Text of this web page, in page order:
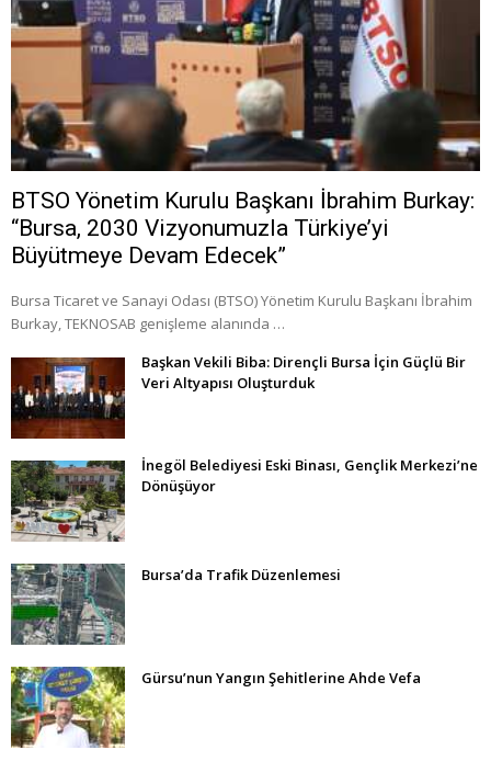
BTSO Yönetim Kurulu Başkanı İbrahim Burkay:
“Bursa, 2030 Vizyonumuzla Türkiye’yi
Büyütmeye Devam Edecek”
Bursa Ticaret ve Sanayi Odası (BTSO) Yönetim Kurulu Başkanı İbrahim
Burkay, TEKNOSAB genişleme alanında …
Başkan Vekili Biba: Dirençli Bursa İçin Güçlü Bir
Veri Altyapısı Oluşturduk
İnegöl Belediyesi Eski Binası, Gençlik Merkezi’ne
Dönüşüyor
Bursa’da Trafik Düzenlemesi
Gürsu’nun Yangın Şehitlerine Ahde Vefa